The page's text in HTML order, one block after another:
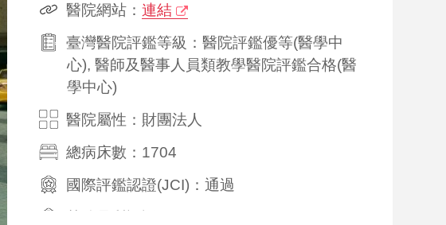
醫院網站： 連結
臺灣醫院評鑑等級：醫院評鑑優等(醫學中
心), 醫師及醫事人員類教學醫院評鑑合格(醫
學中心)
醫院屬性：財團法人
總病床數：1704
國際評鑑認證(JCI)： 通過